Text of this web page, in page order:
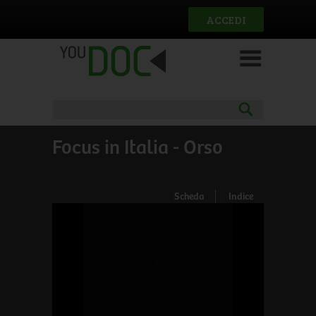
ACCEDI
Focus in Italia - Orso
Scheda Indice